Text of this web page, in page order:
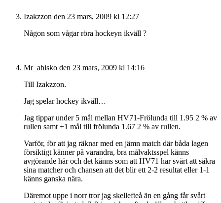
Izakzzon den 23 mars, 2009 kl 12:27
Någon som vågar röra hockeyn ikväll ?
Mr_abisko den 23 mars, 2009 kl 14:16
Till Izakzzon.
Jag spelar hockey ikväll…
Jag tippar under 5 mål mellan HV71-Frölunda till 1.95 2 % av
rullen samt +1 mål till frölunda 1.67 2 % av rullen.
Varför, för att jag räknar med en jämn match där båda lagen
försiktigt känner på varandra, bra målvaktsspel känns
avgörande här och det känns som att HV71 har svårt att säkra
sina matcher och chansen att det blir ett 2-2 resultat eller 1-1
känns ganska nära.
Däremot uppe i norr tror jag skellefteå än en gång får svårt